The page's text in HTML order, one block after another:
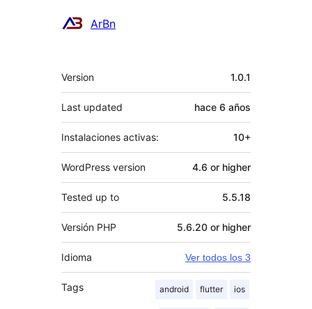
Colaboradores
ArBn
Meta
Version 1.0.1
Last updated hace 6 años
Instalaciones activas: 10+
WordPress version 4.6 or higher
Tested up to 5.5.18
Versión PHP 5.6.20 or higher
Idioma Ver todos los 3
Tags android flutter ios